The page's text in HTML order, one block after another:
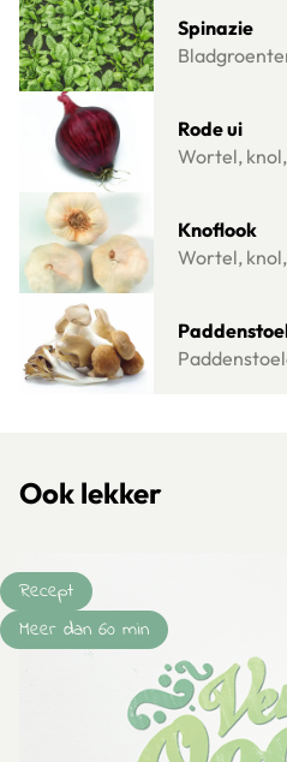
Spinazie
Rode ui
Wortel,
Lees meer over Rode ui
Knoflook
Wortel,
Lees meer over Knoflook
Lees meer over Paddenstoelen
Ook lekker
Recept
Meer dan 60 min